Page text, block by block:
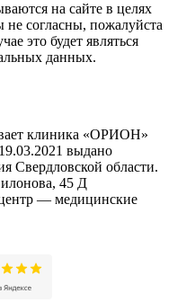
на сайте в целях
согласны, пожалуйста
это будет являться
данных.
клиника «ОРИОН»
выдано
Свердловской области.
45 Д
— медицинские